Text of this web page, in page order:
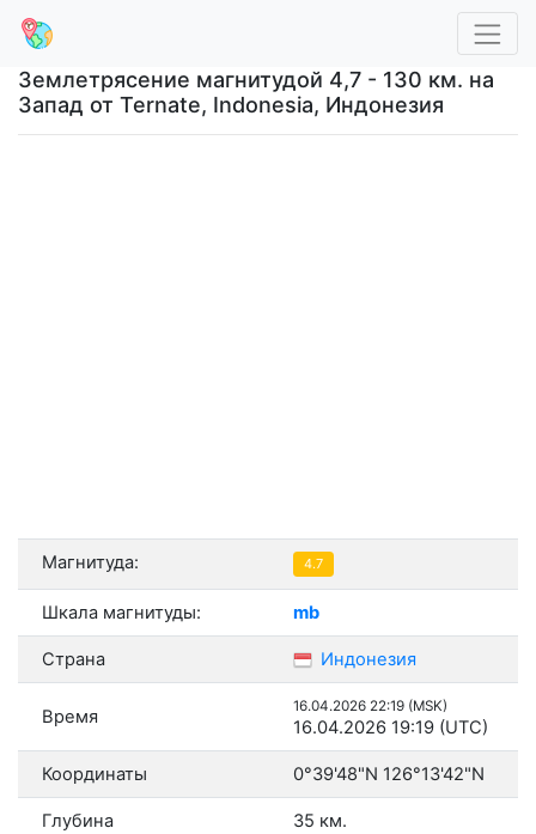
Землетрясение магнитудой 4,7 - 130 км. на
Запад от Ternate, Indonesia, Индонезия
Магнитуда: 4.7
Шкала магнитуды: mb
Страна Индонезия
Время 16.04.2026 22:19 (MSK)
16.04.2026 19:19 (UTC)
Координаты 0°39'48"N 126°13'42"N
Глубина 35 км.